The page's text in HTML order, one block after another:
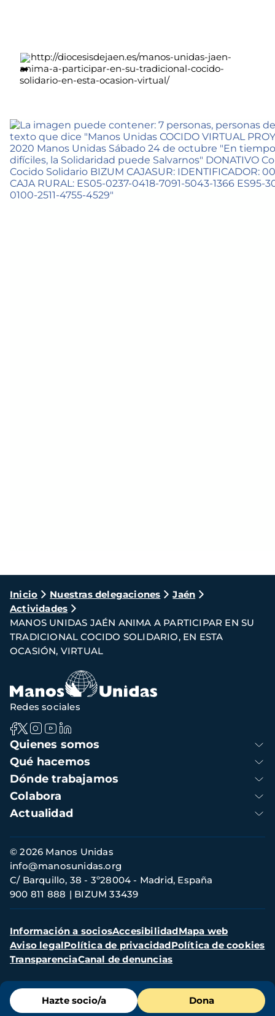
http://diocesisdejaen.es/manos-unidas-jaen-
anima-a-participar-en-su-tradicional-cocido-
solidario-en-esta-ocasion-virtual/
Ruta
de
navegación
Inicio Nuestras delegaciones
Jaén
Actividades
MANOS UNIDAS JAÉN ANIMA A PARTICIPAR EN SU
TRADICIONAL COCIDO SOLIDARIO, EN ESTA
OCASIÓN, VIRTUAL
Menú
de
Hazte socio/a Dona
Navegación
principal
Quienes somos
Qué hacemos
Dónde trabajamos
Colabora
Actualidad
Redes sociales
Información
de
contacto
© 2026 Manos Unidas
C/ Barquillo, 38 - 3º28004 - Madrid, España
900 811 888
BIZUM 33439
info@manosunidas.org
Menú
secundario
Información a sociosAccesibilidadMapa web
Aviso legalPolítica de privacidadPolítica de cookies
TransparenciaCanal de denuncias